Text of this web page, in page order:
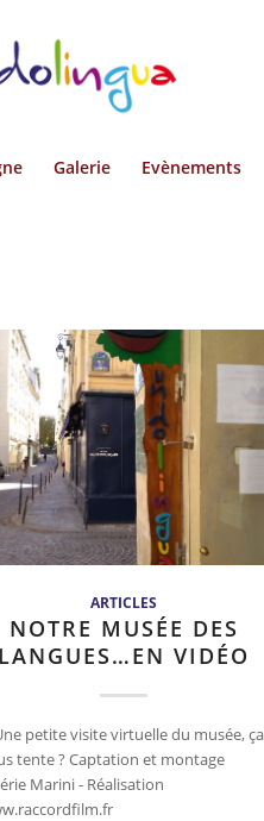
Galerie Evènements
ARTICLES
NOTRE MUSÉE DES
LANGUES…EN VIDÉO
petite visite virtuelle du musée, ça
tente ? Captation et montage
Marini - Réalisation